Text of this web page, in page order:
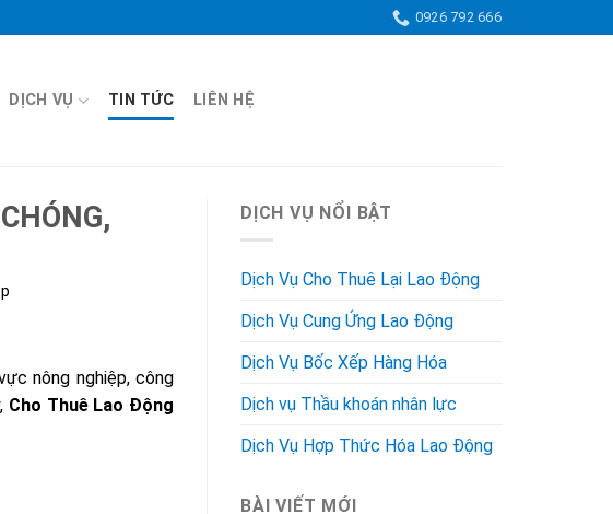
0926 792 666
DỊCH VỤ TIN TỨC LIÊN HỆ
nông nghiệp, công
Cho Thuê Lao Động
DỊCH VỤ NỔI BẬT
Dịch Vụ Cho Thuê Lại Lao Động
Dịch Vụ Cung Ứng Lao Động
Dịch Vụ Bốc Xếp Hàng Hóa
Dịch vụ Thầu khoán nhân lực
Dịch Vụ Hợp Thức Hóa Lao Động
BÀI VIẾT MỚI